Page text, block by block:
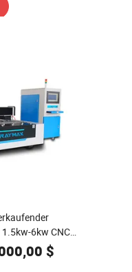
6kw CNC-
Metall für
$